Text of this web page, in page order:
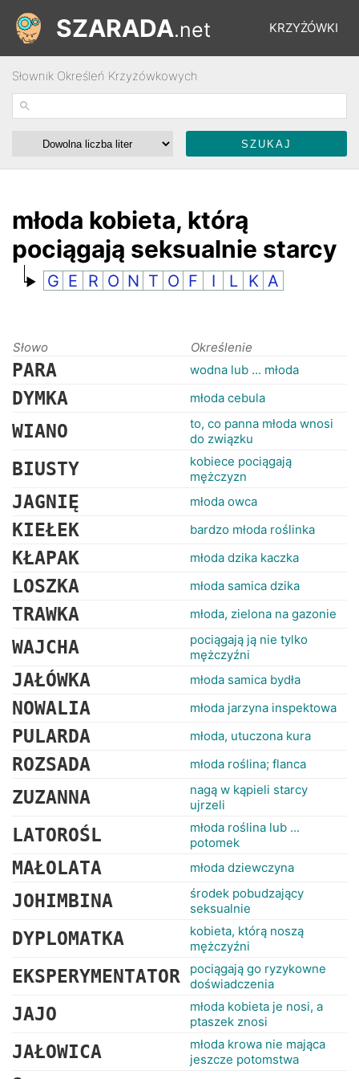
KRZYŻÓWKI
ŁAMIGŁÓWKI
SŁOWNIK
RANKINGI
SZARADA.net
Słownik Określeń Krzyżówkowych
młoda kobieta, którą
pociągają seksualnie starcy
G E R O N T O F I L K A
Słowo Określenie
PARA wodna lub ... młoda
DYMKA młoda cebula
WIANO
to, co panna młoda wnosi
do związku
BIUSTY
kobiece pociągają
mężczyzn
JAGNIĘ młoda owca
KIEŁEK bardzo młoda roślinka
KŁAPAK młoda dzika kaczka
LOSZKA młoda samica dzika
TRAWKA młoda, zielona na gazonie
WAJCHA
pociągają ją nie tylko
mężczyźni
JAŁÓWKA młoda samica bydła
NOWALIA młoda jarzyna inspektowa
PULARDA młoda, utuczona kura
ROZSADA młoda roślina; flanca
ZUZANNA
nagą w kąpieli starcy
ujrzeli
LATOROŚL
młoda roślina lub ...
potomek
MAŁOLATA młoda dziewczyna
JOHIMBINA
środek pobudzający
seksualnie
DYPLOMATKA
kobieta, którą noszą
mężczyźni
EKSPERYMENTATOR
pociągają go ryzykowne
doświadczenia
JAJO
młoda kobieta je nosi, a
ptaszek znosi
JAŁOWICA
młoda krowa nie mająca
jeszcze potomstwa